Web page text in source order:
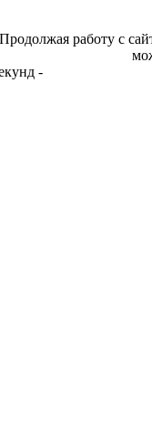
работу с
-